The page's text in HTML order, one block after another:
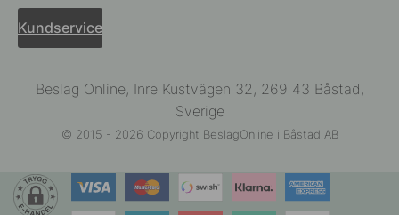
Kundservice
Beslag Online, Inre Kustvägen 32, 269 43 Båstad,
Sverige
© 2015 - 2026 Copyright BeslagOnline i Båstad AB